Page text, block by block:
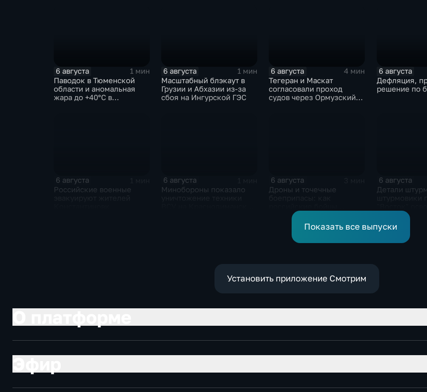
6 августа
1 мин
Паводок в Тюменской
области и аномальная
жара до +40°C в
6 августа
1 мин
Масштабный блэкаут в
Грузии и Абхазии из-за
сбоя на Ингурской ГЭС
6 августа
4 мин
Тегеран и Маскат
согласовали проход
судов через Ормузский
6 августа
Дефляция,
решение по
6 августа
Российские военные
6 августа
Минобороны показало
6 августа
Дроны и точечные
выбивают противника в
6 августа
Детали
село в
Показать все выпуски
Установить приложение Смотрим